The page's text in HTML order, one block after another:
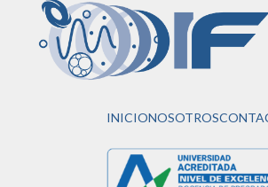
INICIONOSOTROS